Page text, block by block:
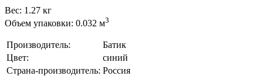
Вес: 1.27 кг
Объем упаковки: 0.032 м3
Производитель:
Батик
Цвет:
синий
Страна-производитель: Россия